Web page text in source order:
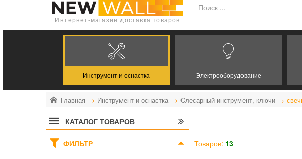
Интернет-магазин доставка товаров
Инструмент и оснастка Электрооборудование
Главная Инструмент и оснастка Cлесарный инструмент, ключи
КАТАЛОГ ТОВАРОВ
ФИЛЬТР Товаров: 13